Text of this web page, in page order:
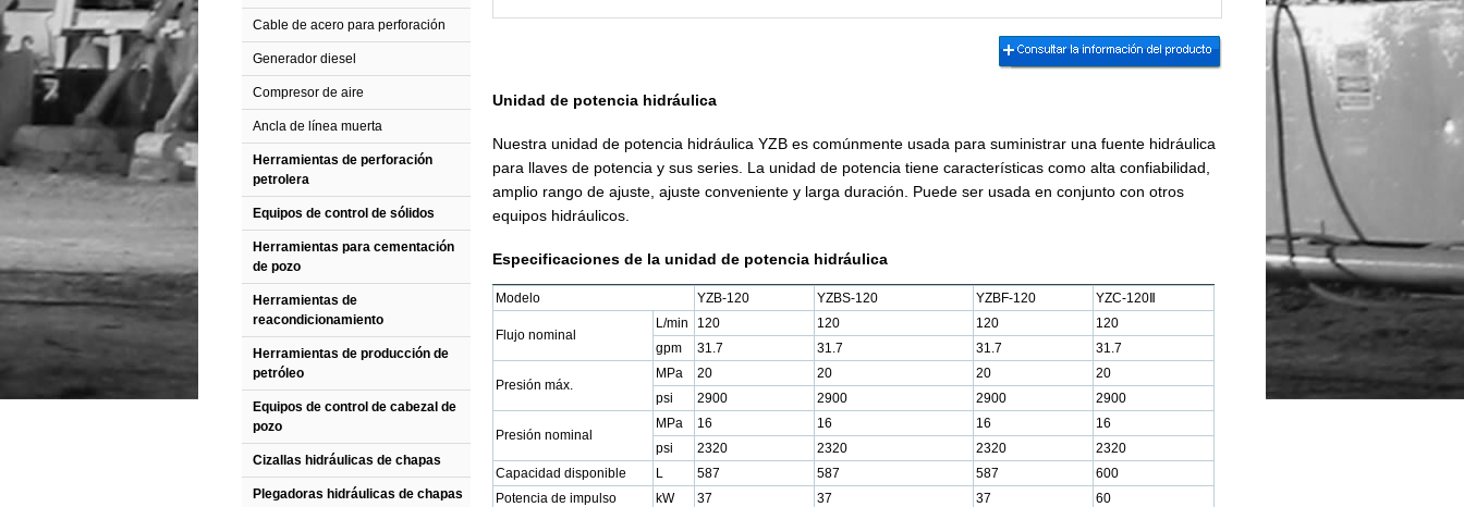
Cable de acero para perforación
Generador diesel
Compresor de aire
Ancla de línea muerta
Herramientas de perforación
petrolera
Equipos de control de sólidos
Herramientas para cementación
de pozo
Herramientas de
reacondicionamiento
Herramientas de producción de
petróleo
Equipos de control de cabezal de
pozo
Cizallas hidráulicas de chapas
Plegadoras hidráulicas de chapas
Unidad de potencia hidráulica
Nuestra unidad de potencia hidráulica YZB es comúnmente usada para suministrar una fuente hidráulica
para llaves de potencia y sus series. La unidad de potencia tiene características como alta confiabilidad,
amplio rango de ajuste, ajuste conveniente y larga duración. Puede ser usada en conjunto con otros
equipos hidráulicos.
Especificaciones de la unidad de potencia hidráulica
Modelo YZB-120 YZBS-120 YZBF-120 YZC-120Ⅱ
Flujo nominal
L/min 120 120 120
120
gpm
31.7 31.7 31.7 31.7
Presión máx.
MPa 20 20 20
20
psi
2900 2900 2900 2900
Presión nominal
MPa 16 16 16
16
psi
2320 2320 2320
2320
Capacidad disponible
L 587 587 587
600
Potencia de impulso
kW 37 37 37 60